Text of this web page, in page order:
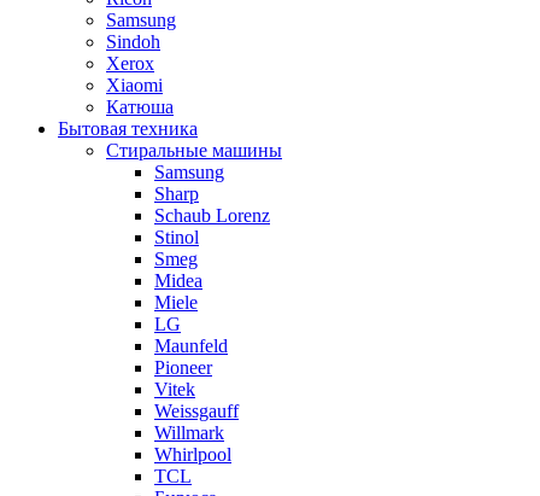
Samsung
Sindoh
Xerox
Xiaomi
Катюша
Бытовая техника
Стиральные машины
Samsung
Sharp
Schaub Lorenz
Stinol
Smeg
Midea
Miele
LG
Maunfeld
Pioneer
Vitek
Weissgauff
Willmark
Whirlpool
TCL